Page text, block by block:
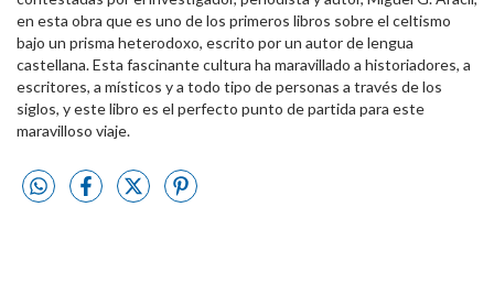
en esta obra que es uno de los primeros libros sobre el celtismo
bajo un prisma heterodoxo, escrito por un autor de lengua
castellana. Esta fascinante cultura ha maravillado a historiadores, a
escritores, a místicos y a todo tipo de personas a través de los
siglos, y este libro es el perfecto punto de partida para este
maravilloso viaje.